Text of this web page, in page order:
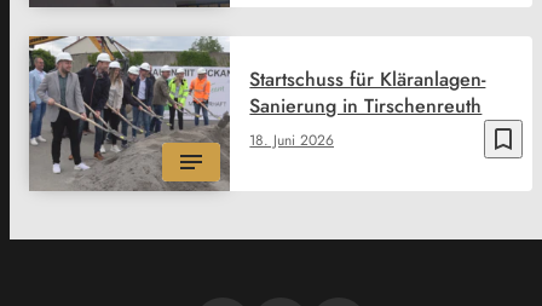
bookmark_border
18. Juni 2026
Startschuss für Kläranlagen-
Sanierung in Tirschenreuth